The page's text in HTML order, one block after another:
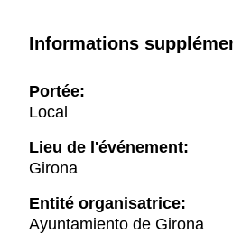
Informations
Portée:
Local
Lieu de l'événement:
Girona
Entité organisatrice:
Ayuntamiento de Girona